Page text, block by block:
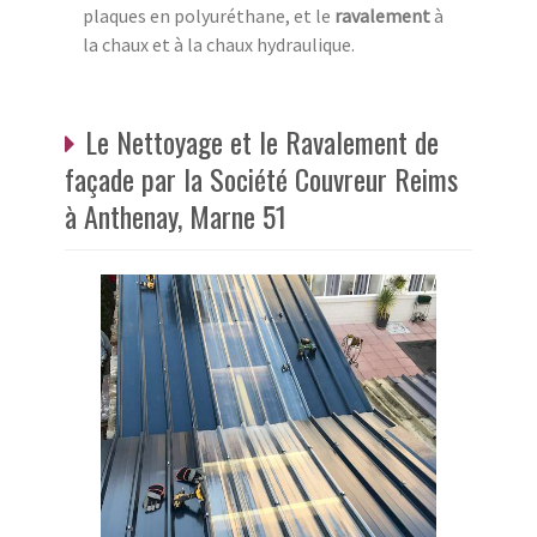
plaques en polyuréthane, et le ravalementà
la chaux et à la chaux hydraulique.
Le Nettoyage et le Ravalement de
façade par la Société Couvreur Reims
à Anthenay, Marne 51